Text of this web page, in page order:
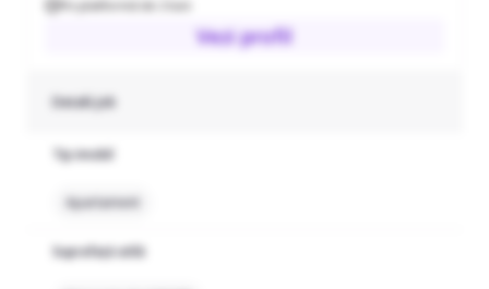
Pe platformă de 2 luni
Vezi profil
Detalii job
Tip imobil
Apartament
Suprafață utilă